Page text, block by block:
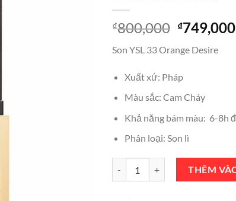
₫800,000 Giá
là:
₫749,000
Son YSL 33 Orange Desire
Xuất xứ: Pháp
Màu sắc: Cam Cháy
Khả năng bám màu: 6-8h
Phân loại: Son lì
Son YSL 33 Orange Desire
THÊM